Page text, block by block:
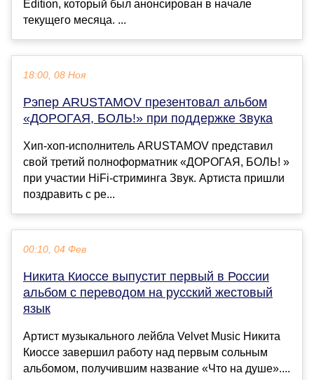
Edition, который был анонсирован в начале
текущего месяца. ...
18:00, 08 Ноя
Рэпер ARUSTAMOV презентовал альбом
«ДОРОГАЯ, БОЛЬ!» при поддержке Звука
Хип-хоп-исполнитель ARUSTAMOV представил
свой третий полноформатник «ДОРОГАЯ, БОЛЬ! »
при участии HiFi-стриминга Звук. Артиста пришли
поздравить с ре...
00:10, 04 Фев
Никита Киоссе выпустит первый в России
альбом с переводом на русский жестовый
язык
Артист музыкального лейбла Velvet Music Никита
Киоссе завершил работу над первым сольным
альбомом, получившим название «Что на душе»....